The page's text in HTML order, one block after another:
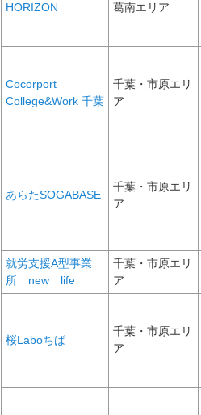
HORIZON 葛南エリア
Cocorport
College&Work 千葉
千葉・市原エリ
ア
あらたSOGABASE
千葉・市原エリ
ア
就労支援A型事業
所 new life
千葉・市原エリ
ア
桜Laboちば
千葉・市原エリ
ア